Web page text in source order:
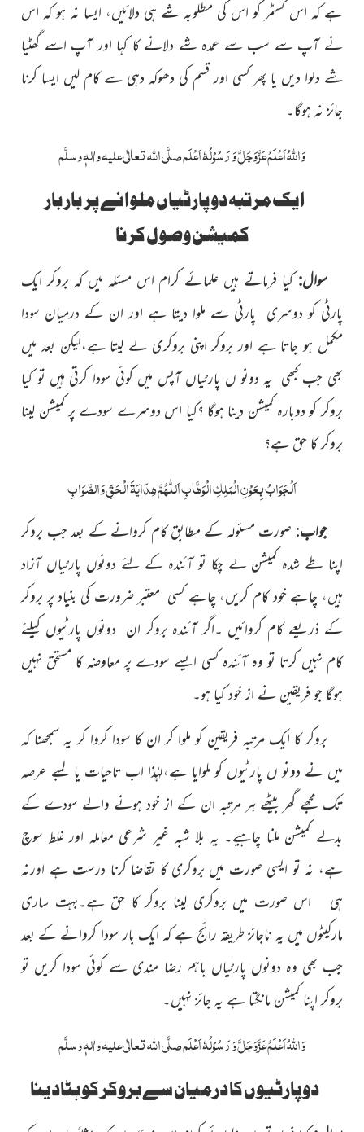
ہے کہ اس کسٹمر کو اس کی مطلوبہ شے ہی دلائیں، ایسا نہ ہو کہ اس
نے آپ سے سب سے عمدہ شے دلانے کا کہا اور آپ اسے گھٹیا
شے دلوا دیں یا پھر کسی اور قسم کی دھوکہ دہی سے کام لیں ایسا کرنا
جائز نہ ہوگا۔
وَاللہُ اَعْلَمُ عَزَّوَجَلَّ وَ رَسُوْلُہٗ اَعْلَم صلَّی اللہ تعالٰی علیہ واٰلہٖ وسلَّم
ایک مرتبہ دو پارٹیاں ملوانے پر بار بار
کمیشن وصول کرنا
سوال:کیا فرماتے ہیں علمائے کرام اس مسئلہ میں کہ بروکر ایک
پارٹی کو دوسری پارٹی سے ملوا دیتا ہے اور ان کے درمیان سودا
مکمل ہو جاتا ہے اور بروکر اپنی بروکری لے لیتا ہے،لیکن بعد میں
بھی جب کبھی یہ دونو ں پارٹیاں آپس میں کوئی سودا کرتی ہیں تو کیا
بروکر کو دوبارہ کمیشن دینا ہوگا ؟کیا اس دوسرے سودے پر کمیشن لینا
بروکر کا حق ہے؟
اَلْجَوَابُ بِعَوْنِ الْمَلِکِ الْوَھَّابِ اَللّٰھُمَّ ھِدَایَۃَ الْحَقِّ وَالصَّوَابِ
جواب: صورت مسئولہ کے مطابق کام کروانے کے بعد جب بروکر
اپنا طے شدہ کمیشن لے چکا تو آئندہ کے لئے دونوں پارٹیاں آزاد
ہیں، چاہے خود کام کریں، چاہے کسی معتبر ضرورت کی بنیاد پر بروکر
کے ذریعے کام کروائیں ۔اگر آئندہ بروکر ان دونوں پارٹیوں کیلئے
کام نہیں کرتا تو وہ آئندہ کسی ایسے سودے پر معاوضہ کا مستحق نہیں
ہوگا جو فریقین نے از خود کیا ہو۔
بروکر کا ایک مرتبہ فریقین کو ملوا کر ان کا سودا کروا کر یہ سمجھنا کہ
میں نے دونو ں پارٹیوں کو ملوایا ہے،لہٰذا اب تاحیات یا لمبے عرصہ
تک مجھے گھر بیٹھے ہر مرتبہ ان کے از خود ہونے والے سودے کے
بدلے کمیشن ملنا چاہیے۔ یہ بلا شبہ غیر شرعی معاملہ اور غلط سوچ
ہے، نہ تو ایسی صورت میں بروکری کا تقاضا کرنا درست ہے اورنہ
ہی اس صورت میں بروکری لینا بروکر کا حق ہے۔بہت ساری
مارکیٹوں میں یہ ناجائز طریقہ رائج ہے کہ ایک بار سودا کروانے کے بعد
جب بھی وہ دونوں پارٹیاں باہم رضا مندی سے کوئی سودا کریں تو
بروکر اپنا کمیشن مانگتا ہے یہ جائز نہیں۔
وَاللہُ اَعْلَمُ عَزَّوَجَلَّ وَ رَسُوْلُہٗ اَعْلَم صلَّی اللہ تعالٰی علیہ واٰلہٖ وسلَّم
دو پارٹیوں کا درمیان سے بروکر کو ہٹادینا